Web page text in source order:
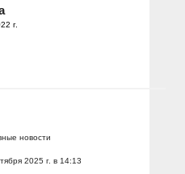
г.
новости
2025 г. в 14:13